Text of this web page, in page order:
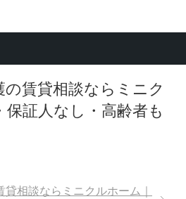
の賃貸相談ならミニク
保証人なし・高齢者も
相談ならミニクルホーム｜